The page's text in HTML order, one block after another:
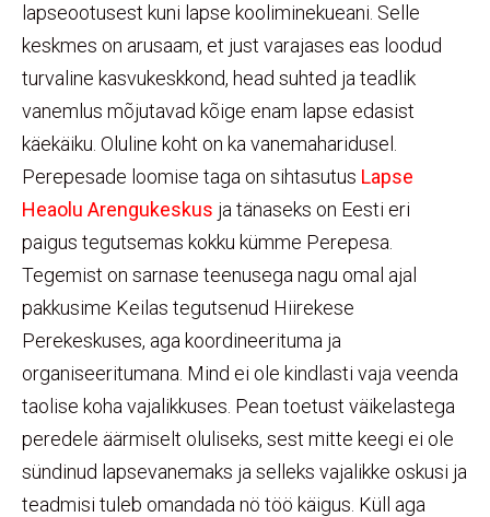
lapseootusest kuni lapse kooliminekueani. Selle
keskmes on arusaam, et just varajases eas loodud
turvaline kasvukeskkond, head suhted ja teadlik
vanemlus mõjutavad kõige enam lapse edasist
käekäiku. Oluline koht on ka vanemaharidusel.
Perepesade loomise taga on sihtasutus Lapse
Heaolu Arengukeskus ja tänaseks on Eesti eri
paigus tegutsemas kokku kümme Perepesa.
Tegemist on sarnase teenusega nagu omal ajal
pakkusime Keilas tegutsenud Hiirekese
Perekeskuses, aga koordineerituma ja
organiseeritumana. Mind ei ole kindlasti vaja veenda
taolise koha vajalikkuses. Pean toetust väikelastega
peredele äärmiselt oluliseks, sest mitte keegi ei ole
sündinud lapsevanemaks ja selleks vajalikke oskusi ja
teadmisi tuleb omandada nö töö käigus. Küll aga